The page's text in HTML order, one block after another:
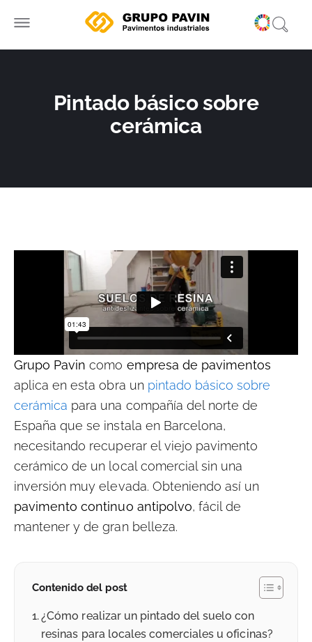
Pintado básico sobre
cerámica
Grupo Pavin como empresa de pavimentos
aplica en esta obra un pintado básico sobre
cerámica para una compañía del norte de
España que se instala en Barcelona,
necesitando recuperar el viejo pavimento
cerámico de un local comercial sin una
inversión muy elevada. Obteniendo así un
pavimento continuo antipolvo, fácil de
mantener y de gran belleza.
Contenido del post
¿Cómo realizar un pintado del suelo con
resinas para locales comerciales u oficinas?